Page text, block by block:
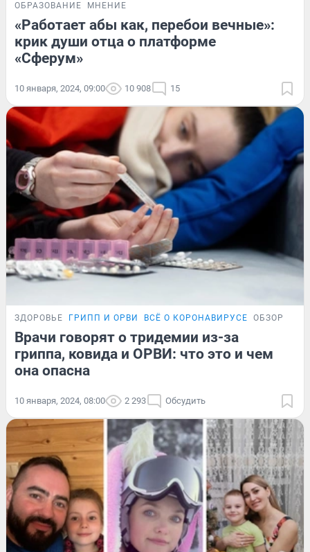
ОБРАЗОВАНИЕ МНЕНИЕ
«Работает абы как, перебои вечные»:
крик души отца о платформе
«Сферум»
10 января, 2024, 09:00 10 908 15
ЗДОРОВЬЕ ГРИПП И ОРВИ ВСЁ О КОРОНАВИРУСЕ ОБЗОР
Врачи говорят о тридемии из-за
гриппа, ковида и ОРВИ: что это и чем
она опасна
10 января, 2024, 08:00 2 293 Обсудить